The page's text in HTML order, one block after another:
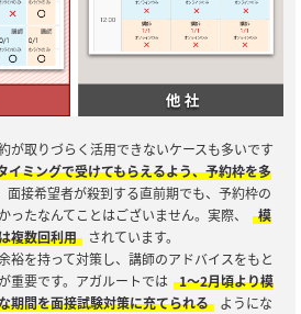
が取りづらく活用できないケースも多いです
イミングで受けてもらえるよう、予約枠を多
面接希望者が殺到する直前期でも、予約枠の
たなんてことはございません。実際、
模
複数回利用
されています。
裕を持って対策し、講師のアドバイスをもと
重要です。アガルートでは 1～2月頃より模
期間を面接試験対策に充てられる
ようにな